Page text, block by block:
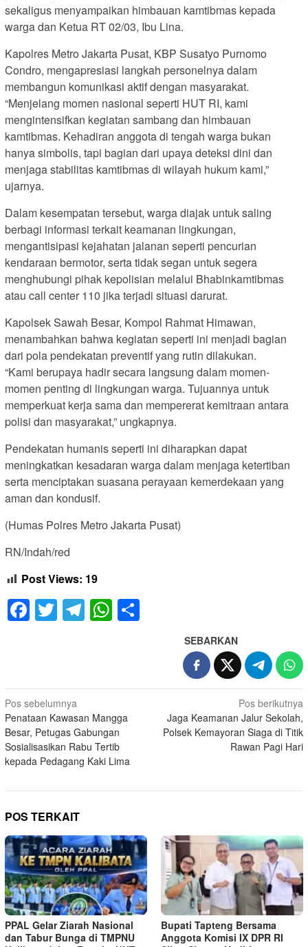
sekaligus menyampaikan himbauan kamtibmas kepada
warga dan Ketua RT 02/03, Ibu Lina.
Kapolres Metro Jakarta Pusat, KBP Susatyo Purnomo
Condro, mengapresiasi langkah personelnya dalam
membangun komunikasi aktif dengan masyarakat.
“Menjelang momen nasional seperti HUT RI, kami
mengintensifkan kegiatan sambang dan himbauan
kamtibmas. Kehadiran anggota di tengah warga bukan
hanya simbolis, tapi bagian dari upaya deteksi dini dan
menjaga stabilitas kamtibmas di wilayah hukum kami,”
ujarnya.
Dalam kesempatan tersebut, warga diajak untuk saling
berbagi informasi terkait keamanan lingkungan,
mengantisipasi kejahatan jalanan seperti pencurian
kendaraan bermotor, serta tidak segan untuk segera
menghubungi pihak kepolisian melalui Bhabinkamtibmas
atau call center 110 jika terjadi situasi darurat.
Kapolsek Sawah Besar, Kompol Rahmat Himawan,
menambahkan bahwa kegiatan seperti ini menjadi bagian
dari pola pendekatan preventif yang rutin dilakukan.
“Kami berupaya hadir secara langsung dalam momen-
momen penting di lingkungan warga. Tujuannya untuk
memperkuat kerja sama dan mempererat kemitraan antara
polisi dan masyarakat,” ungkapnya.
Pendekatan humanis seperti ini diharapkan dapat
meningkatkan kesadaran warga dalam menjaga ketertiban
serta menciptakan suasana perayaan kemerdekaan yang
aman dan kondusif.
(Humas Polres Metro Jakarta Pusat)
RN/Indah/red
Post Views: 19
Facebook
Twitter
Telegram
WhatsApp
SEBARKAN
Navigasi
pos
Pos sebelumnya
Penataan Kawasan Mangga
Besar, Petugas Gabungan
Sosialisasikan Rabu Tertib
kepada Pedagang Kaki Lima
Pos berikutnya
Jaga Keamanan Jalur Sekolah,
Polsek Kemayoran Siaga di Titik
Rawan Pagi Hari
POS TERKAIT
PPAL Gelar Ziarah Nasional
dan Tabur Bunga di TMPNU
Bupati Tapteng Bersama
Anggota Komisi IX DPR RI